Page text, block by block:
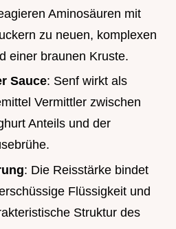
Aminosäuren mit
zu neuen, komplexen
einer braunen Kruste.
Sauce: Senf wirkt als
Vermittler zwischen
Anteils und der
: Die Reisstärke bindet
Flüssigkeit und
Struktur des